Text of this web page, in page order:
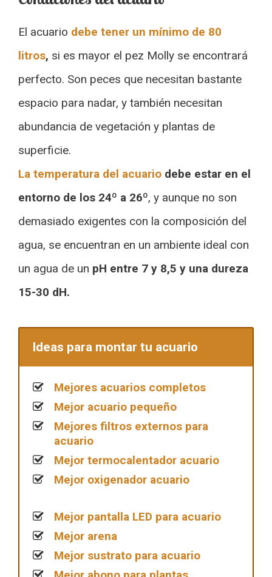
El acuario debe tener un mínimo de 80
litros, si es mayor el pez Molly se encontrará
perfecto. Son peces que necesitan bastante
espacio para nadar, y también necesitan
abundancia de vegetación y plantas de
superficie.
La temperatura del acuario debe estar en el
entorno de los 24º a 26º, y aunque no son
demasiado exigentes con la composición del
agua, se encuentran en un ambiente ideal con
un agua de un pH entre 7 y 8,5 y una dureza
15-30 dH.
Ideas para montar tu acuario
Mejores acuarios completos
Mejor acuario pequeño
Mejores filtros externos para
acuario
Mejor termocalentador acuario
Mejor oxigenador acuario
Mejor pantalla LED para acuario
Mejor arena
Mejor sustrato para acuario